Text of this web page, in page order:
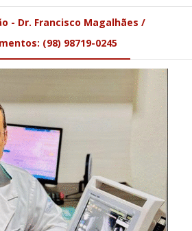
- Dr. Francisco Magalhães /
(98) 98719-0245